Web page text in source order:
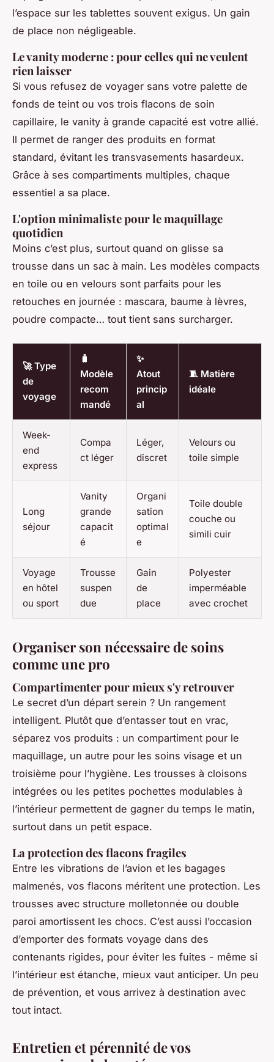
l’espace sur les tablettes souvent exigus. Un gain
de place non négligeable.
Le vanity moderne : pour celles qui ne veulent
rien laisser
Si vous refusez de voyager sans votre palette de
fonds de teint ou vos trois flacons de soin
capillaire, le vanity à grande capacité est votre allié.
Il permet de ranger des produits en format
standard, évitant les transvasements hasardeux.
Grâce à ses compartiments multiples, chaque
essentiel a sa place.
L'option minimaliste pour le maquillage
quotidien
Moins c’est plus, surtout quand on glisse sa
trousse dans un sac à main. Les modèles compacts
en toile ou en velours sont parfaits pour les
retouches en journée : mascara, baume à lèvres,
poudre compacte… tout tient sans surcharger.
🚀 Type
de
voyage
🧳
Modèle
recom
mandé
✨
Atout
princip
al
🧵 Matière
idéale
Week-
end
express
Compa
ct léger
Léger,
discret
Velours ou
toile simple
Long
séjour
Vanity
grande
capacit
é
Organi
sation
optimal
e
Toile double
couche ou
simili cuir
Voyage
en hôtel
ou sport
Trousse
suspen
due
Gain
de
place
Polyester
imperméable
avec crochet
Organiser son nécessaire de soins
comme une pro
Compartimenter pour mieux s'y retrouver
Le secret d’un départ serein ? Un rangement
intelligent. Plutôt que d’entasser tout en vrac,
séparez vos produits : un compartiment pour le
maquillage, un autre pour les soins visage et un
troisième pour l’hygiène. Les trousses à cloisons
intégrées ou les petites pochettes modulables à
l’intérieur permettent de gagner du temps le matin,
surtout dans un petit espace.
La protection des flacons fragiles
Entre les vibrations de l’avion et les bagages
malmenés, vos flacons méritent une protection. Les
trousses avec structure molletonnée ou double
paroi amortissent les chocs. C’est aussi l’occasion
d’emporter des formats voyage dans des
contenants rigides, pour éviter les fuites - même si
l’intérieur est étanche, mieux vaut anticiper. Un peu
de prévention, et vous arrivez à destination avec
tout intact.
Entretien et pérennité de vos